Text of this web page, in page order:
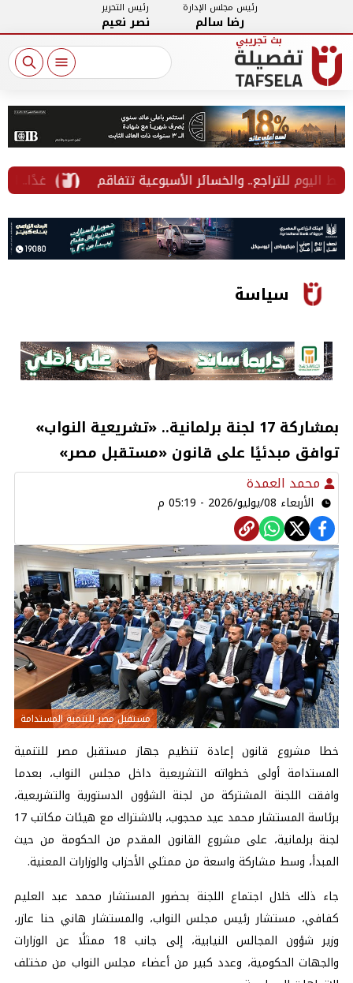
رئيس مجلس الإدارة
رضا سالم
رئيس التحرير
نصر نعيم
غدًا.. الأزهر للتراجع.. والخسائر الأسبوعية تتفاقم
سياسة
بمشاركة 17 لجنة برلمانية.. «تشريعية النواب»
توافق مبدئيًا على قانون «مستقبل مصر»
محمد العمدة
الأربعاء 08/يوليو/2026 - 05:19 م
مستقبل مصر للتنمية المستدامة
خطا مشروع قانون إعادة تنظيم جهاز مستقبل مصر للتنمية
المستدامة أولى خطواته التشريعية داخل مجلس النواب، بعدما
وافقت اللجنة المشتركة من لجنة الشؤون الدستورية والتشريعية،
برئاسة المستشار محمد عيد محجوب، بالاشتراك مع هيئات مكاتب 17
لجنة برلمانية، على مشروع القانون المقدم من الحكومة من حيث
المبدأ، وسط مشاركة واسعة من ممثلي الأحزاب والوزارات المعنية.
جاء ذلك خلال اجتماع اللجنة بحضور المستشار محمد عبد العليم
كفافي، مستشار رئيس مجلس النواب، والمستشار هاني حنا عازر،
وزير شؤون المجالس النيابية، إلى جانب 18 ممثلًا عن الوزارات
والجهات الحكومية، وعدد كبير من أعضاء مجلس النواب من مختلف